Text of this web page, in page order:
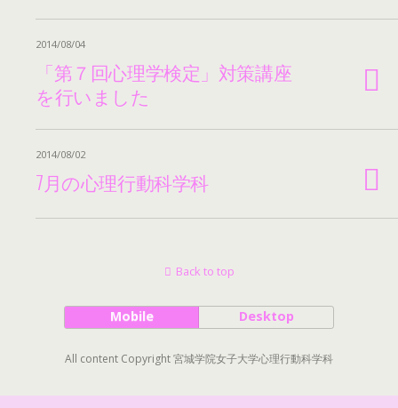
2014/08/04
「第７回心理学検定」対策講座
を行いました
2014/08/02
7月の心理行動科学科
Back to top
Mobile Desktop
All content Copyright 宮城学院女子大学心理行動科学科